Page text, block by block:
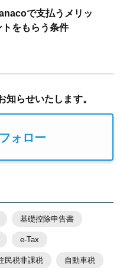
で支払うメリッ
トをもらう条件
知らせいたします。
ォロー
基礎控除申告書
e-Tax
民税非課税 自動車税